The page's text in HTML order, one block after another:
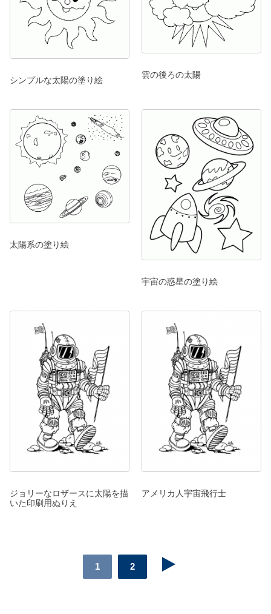
シンプルな太陽の塗り絵
雲の後ろの太陽
太陽系の塗り絵
宇宙の惑星の塗り絵
ジョリーなロザースに太陽を描
いた印刷用ぬりえ
アメリカ人宇宙飛行士
1 2